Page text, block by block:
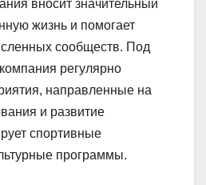
вносит значительный
жизнь и помогает
сообществ. Под
регулярно
направленные на
и развитие
спортивные
программы.